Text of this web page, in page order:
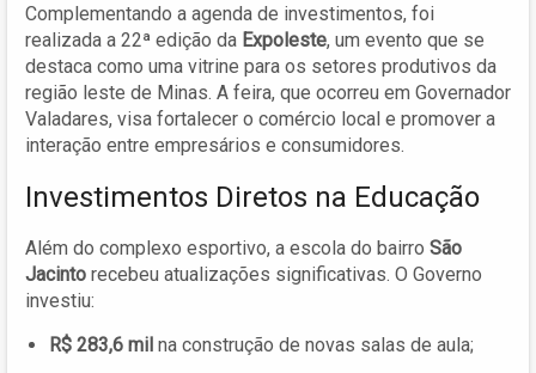
Complementando a agenda de investimentos, foi
realizada a 22ª edição da Expoleste, um evento que se
destaca como uma vitrine para os setores produtivos da
região leste de Minas. A feira, que ocorreu em Governador
Valadares, visa fortalecer o comércio local e promover a
interação entre empresários e consumidores.
Investimentos Diretos na Educação
Além do complexo esportivo, a escola do bairro São
Jacinto recebeu atualizações significativas. O Governo
investiu:
R$ 283,6 mil na construção de novas salas de aula;